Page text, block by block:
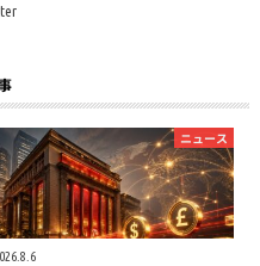
ニュース